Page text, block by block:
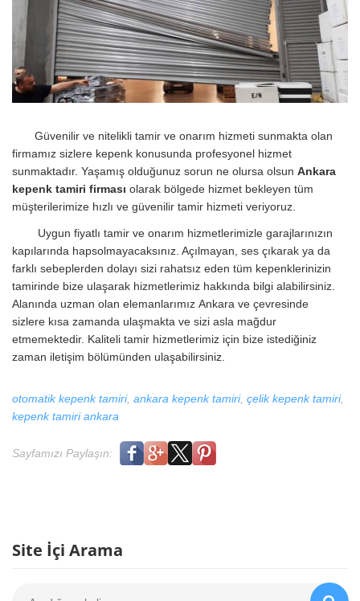
Güvenilir ve nitelikli tamir ve onarım hizmeti sunmakta olan
firmamız sizlere kepenk konusunda profesyonel hizmet
sunmaktadır. Yaşamış olduğunuz sorun ne olursa olsun Ankara
kepenk tamiri firması olarak bölgede hizmet bekleyen tüm
müşterilerimize hızlı ve güvenilir tamir hizmeti veriyoruz.
Uygun fiyatlı tamir ve onarım hizmetlerimizle garajlarınızın
kapılarında hapsolmayacaksınız. Açılmayan, ses çıkarak ya da
farklı sebeplerden dolayı sizi rahatsız eden tüm kepenklerinizin
tamirinde bize ulaşarak hizmetlerimiz hakkında bilgi alabilirsiniz.
Alanında uzman olan elemanlarımız Ankara ve çevresinde
sizlere kısa zamanda ulaşmakta ve sizi asla mağdur
etmemektedir. Kaliteli tamir hizmetlerimiz için bize istediğiniz
zaman iletişim bölümünden ulaşabilirsiniz.
otomatik kepenk tamiri ankara kepenk tamiri çelik kepenk tamiri
kepenk tamiri ankara
Sayfamızı Paylaşın:
Site İçi Arama